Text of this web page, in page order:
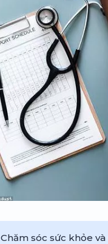
Chăm sóc sức khỏe